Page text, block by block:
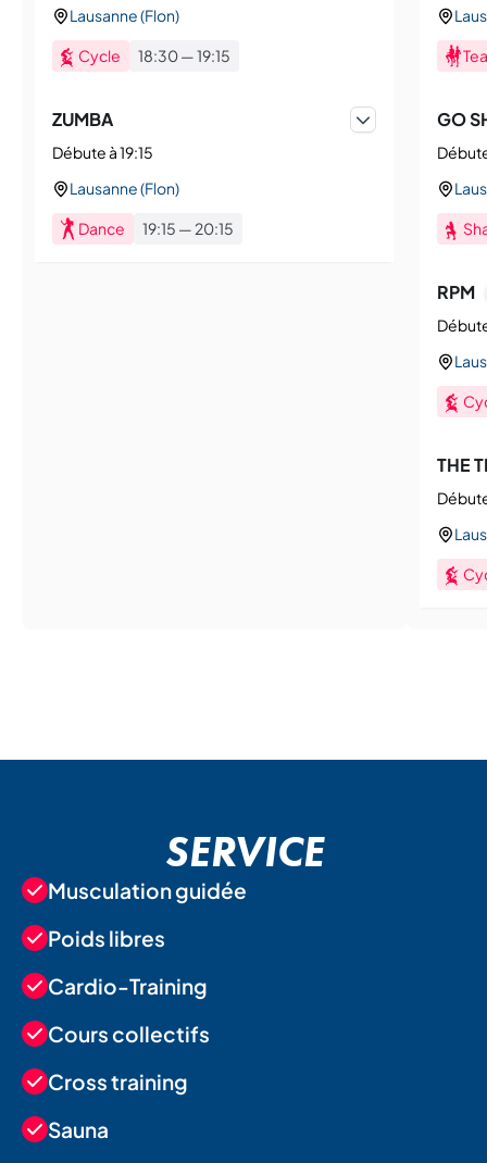
Lausanne (Flon)
Cycle 18:30—19:15
ZUMBA
Débute à 19:15
Lausanne (Flon)
Dance 19:15 — 20:15
GO
RPM
THE
SERVICE
Musculation guidée
Poids libres
Cardio-Training
Cours collectifs
Cross training
Sauna